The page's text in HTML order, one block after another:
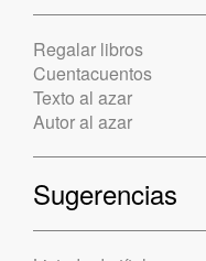
Regalar libros
Cuentacuentos
Texto al azar
Autor al azar
Sugerencias